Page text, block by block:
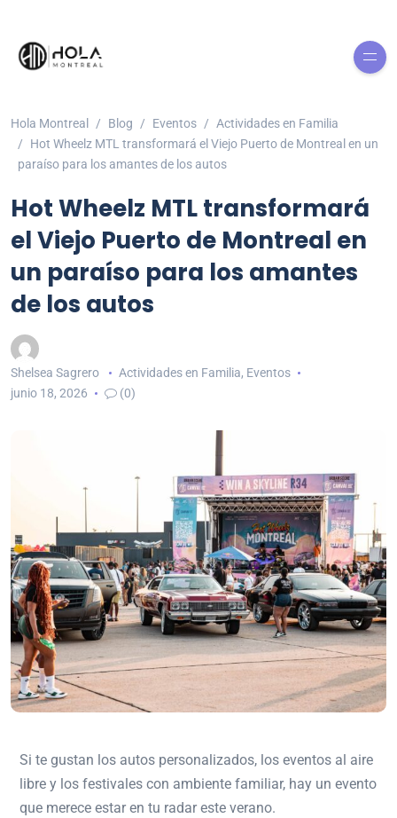
Hola Montreal Blog Eventos
Actividades en Familia
Hot Wheelz MTL transformará el Viejo Puerto de Montreal en un
paraíso para los amantes de los autos
Hot Wheelz MTL transformará
el Viejo Puerto de Montreal en
un paraíso para los amantes
de los autos
Shelsea Sagrero Actividades en Familia, Eventos
junio 18, 2026
(0)
Si te gustan los autos personalizados, los eventos al aire
libre y los festivales con ambiente familiar, hay un evento
que merece estar en tu radar este verano.